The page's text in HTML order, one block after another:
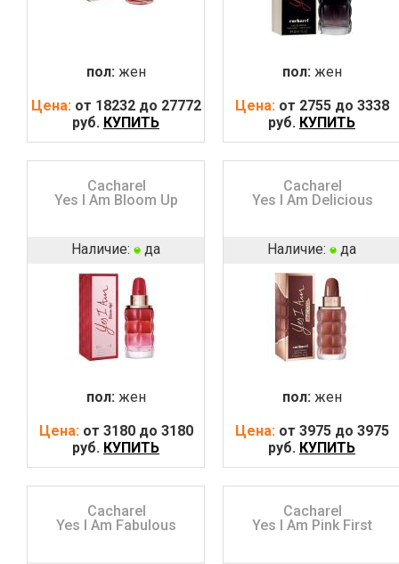
пол: жен
Цена: от 18232 до 27772
руб. КУПИТЬ
пол: жен
Цена: от 2755 до 3338
руб. КУПИТЬ
Cacharel
Yes I Am Bloom Up
Наличие: да
пол: жен
Цена: от 3180 до 3180
руб. КУПИТЬ
Cacharel
Yes I Am Delicious
Наличие: да
пол: жен
Цена: от 3975 до 3975
руб. КУПИТЬ
Cacharel
Yes I Am Fabulous
Cacharel
Yes I Am Pink First